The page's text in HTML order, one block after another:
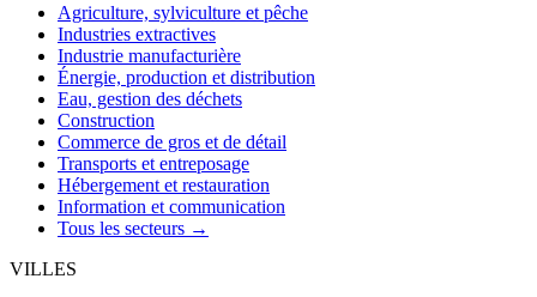
Agriculture, sylviculture et pêche
Industries extractives
Industrie manufacturière
Énergie, production et distribution
Eau, gestion des déchets
Construction
Commerce de gros et de détail
Transports et entreposage
Hébergement et restauration
Information et communication
Tous les secteurs →
VILLES